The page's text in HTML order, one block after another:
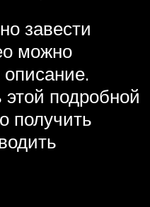
завести
можно
подробной
получить